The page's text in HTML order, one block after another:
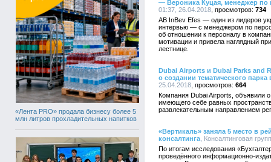
«Лента PRO» продала бизнесу более 5
млн литров прохладительных напитков
— Вероника Куцая, менеджер по
01:37, 26.04.2018
734
AB InBev Efes — один из лидеров
интервью — с менеджером по
об отношении к персоналу в
мотивации и привела наглядный
лестнице.
Dubai Airports и Dubai Parks and
о создании тематического парка
25.04.2018
664
Компания Dubai Airports, объявили
имеющего себе равных
развлекательным направлением
«Вертикаль» заняла 5 место в
консалтинга , Консалтинговая
По итогам исследования
проведённого информационно-